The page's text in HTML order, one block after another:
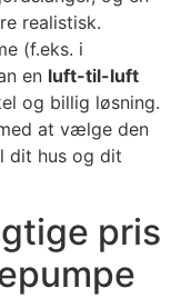
realistisk.
(f.eks. i
en luft-til-luft
og billig løsning.
at vælge den
dit hus og dit
pris